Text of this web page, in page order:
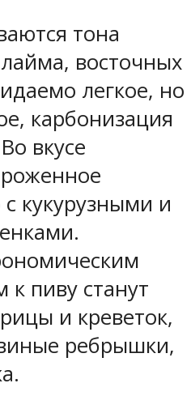
тона
восточных
легкое, но
карбонизация
вкусе
кукурузными и
пиву станут
и креветок,
ребрышки,